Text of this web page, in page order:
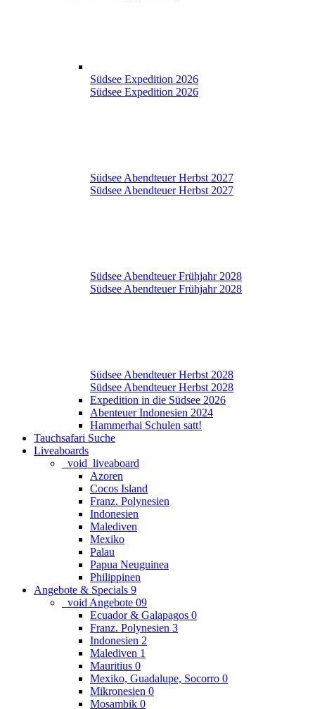
Südsee Expedition 2026
Südsee Expedition 2026
Südsee Abendteuer Herbst 2027
Südsee Abendteuer Herbst 2027
Südsee Abendteuer Frühjahr 2028
Südsee Abendteuer Frühjahr 2028
Südsee Abendteuer Herbst 2028
Südsee Abendteuer Herbst 2028
Expedition in die Südsee 2026
Abenteuer Indonesien 2024
Hammerhai Schulen satt!
Tauchsafari Suche
Liveaboards
_void_liveaboard
Azoren
Cocos Island
Franz. Polynesien
Indonesien
Malediven
Mexiko
Palau
Papua Neuguinea
Philippinen
Angebote & Specials 9
_void Angebote 09
Ecuador & Galapagos 0
Franz. Polynesien 3
Indonesien 2
Malediven 1
Mauritius 0
Mexiko, Guadalupe, Socorro 0
Mikronesien 0
Mosambik 0